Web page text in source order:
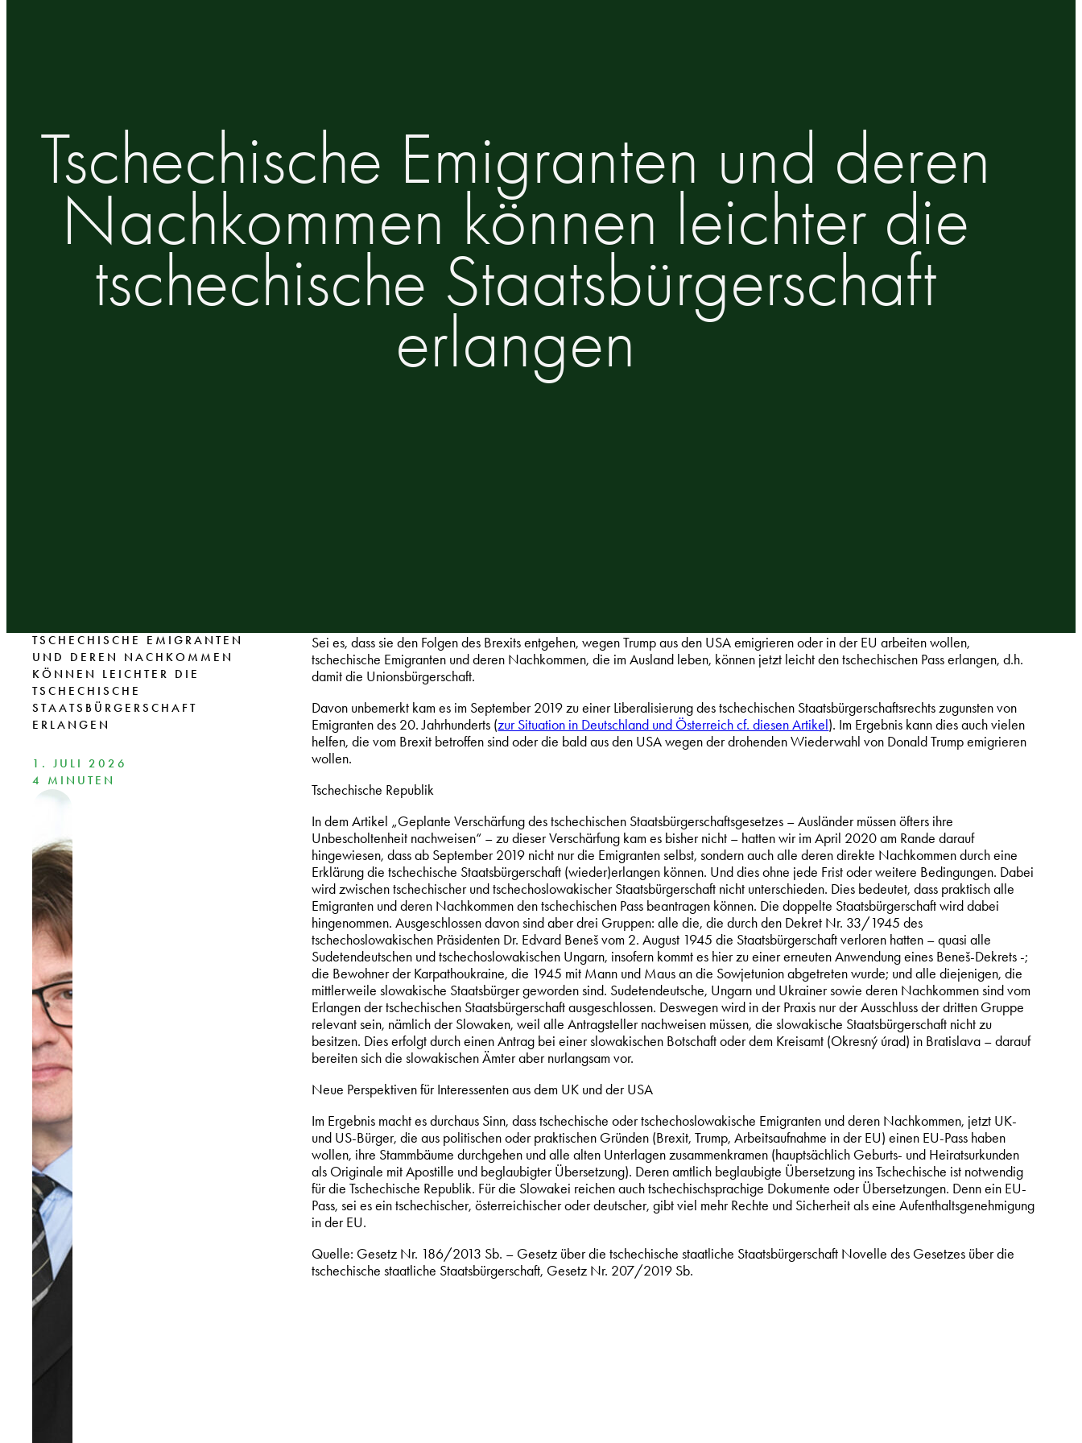
Tschechische Emigranten und deren
Nachkommen können leichter die
tschechische Staatsbürgerschaft
erlangen
TSCHECHISCHE EMIGRANTEN
UND DEREN NACHKOMMEN
KÖNNEN LEICHTER DIE
TSCHECHISCHE
STAATSBÜRGERSCHAFT
ERLANGEN
1. JULI 2026
4 MINUTEN
Sei es, dass sie den Folgen des Brexits entgehen, wegen Trump aus den USA emigrieren oder in der EU arbeiten wollen,
tschechische Emigranten und deren Nachkommen, die im Ausland leben, können jetzt leicht den tschechischen Pass erlangen, d.h.
damit die Unionsbürgerschaft.
Davon unbemerkt kam es im September 2019 zu einer Liberalisierung des tschechischen Staatsbürgerschaftsrechts zugunsten von
Emigranten des 20. Jahrhunderts (zur Situation in Deutschland und Österreich cf. diesen Artikel). Im Ergebnis kann dies auch vielen
helfen, die vom Brexit betroffen sind oder die bald aus den USA wegen der drohenden Wiederwahl von Donald Trump emigrieren
wollen.
Tschechische Republik
In dem Artikel „Geplante Verschärfung des tschechischen Staatsbürgerschaftsgesetzes – Ausländer müssen öfters ihre
Unbescholtenheit nachweisen“ – zu dieser Verschärfung kam es bisher nicht – hatten wir im April 2020 am Rande darauf
hingewiesen, dass ab September 2019 nicht nur die Emigranten selbst, sondern auch alle deren direkte Nachkommen durch eine
Erklärung die tschechische Staatsbürgerschaft (wieder)erlangen können. Und dies ohne jede Frist oder weitere Bedingungen. Dabei
wird zwischen tschechischer und tschechoslowakischer Staatsbürgerschaft nicht unterschieden. Dies bedeutet, dass praktisch alle
Emigranten und deren Nachkommen den tschechischen Pass beantragen können. Die doppelte Staatsbürgerschaft wird dabei
hingenommen. Ausgeschlossen davon sind aber drei Gruppen: alle die, die durch den Dekret Nr. 33/1945 des
tschechoslowakischen Präsidenten Dr. Edvard Beneš vom 2. August 1945 die Staatsbürgerschaft verloren hatten – quasi alle
Sudetendeutschen und tschechoslowakischen Ungarn, insofern kommt es hier zu einer erneuten Anwendung eines Beneš-Dekrets -;
die Bewohner der Karpathoukraine, die 1945 mit Mann und Maus an die Sowjetunion abgetreten wurde; und alle diejenigen, die
mittlerweile slowakische Staatsbürger geworden sind. Sudetendeutsche, Ungarn und Ukrainer sowie deren Nachkommen sind vom
Erlangen der tschechischen Staatsbürgerschaft ausgeschlossen. Deswegen wird in der Praxis nur der Ausschluss der dritten Gruppe
relevant sein, nämlich der Slowaken, weil alle Antragsteller nachweisen müssen, die slowakische Staatsbürgerschaft nicht zu
besitzen. Dies erfolgt durch einen Antrag bei einer slowakischen Botschaft oder dem Kreisamt (Okresný úrad) in Bratislava – darauf
bereiten sich die slowakischen Ämter aber nurlangsam vor.
Neue Perspektiven für Interessenten aus dem UK und der USA
Im Ergebnis macht es durchaus Sinn, dass tschechische oder tschechoslowakische Emigranten und deren Nachkommen, jetzt UK-
und US-Bürger, die aus politischen oder praktischen Gründen (Brexit, Trump, Arbeitsaufnahme in der EU) einen EU-Pass haben
wollen, ihre Stammbäume durchgehen und alle alten Unterlagen zusammenkramen (hauptsächlich Geburts- und Heiratsurkunden
als Originale mit Apostille und beglaubigter Übersetzung). Deren amtlich beglaubigte Übersetzung ins Tschechische ist notwendig
für die Tschechische Republik. Für die Slowakei reichen auch tschechischsprachige Dokumente oder Übersetzungen. Denn ein EU-
Pass, sei es ein tschechischer, österreichischer oder deutscher, gibt viel mehr Rechte und Sicherheit als eine Aufenthaltsgenehmigung
in der EU.
Quelle: Gesetz Nr. 186/2013 Sb. – Gesetz über die tschechische staatliche Staatsbürgerschaft Novelle des Gesetzes über die
tschechische staatliche Staatsbürgerschaft, Gesetz Nr. 207/2019 Sb.